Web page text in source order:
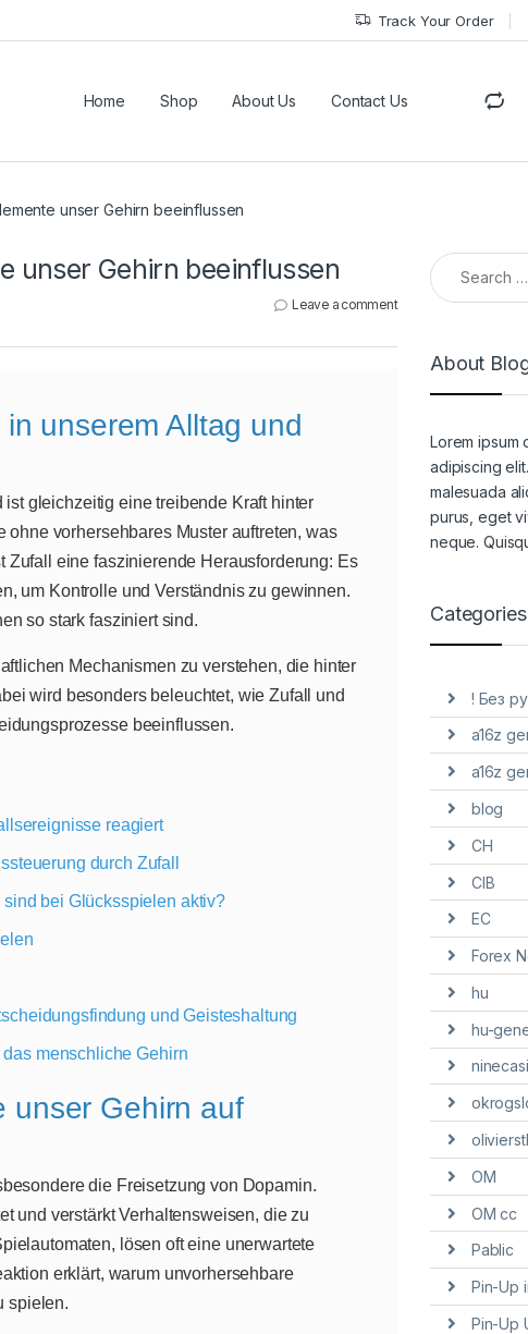
Track Your Order
Home Shop About Us Contact Us
unser Gehirn beeinflussen
unser Gehirn beeinflussen
Leave a comment
unserem Alltag und
gleichzeitig eine treibende Kraft hinter
vorhersehbares Muster auftreten, was
eine faszinierende Herausforderung: Es
um Kontrolle und Verständnis zu gewinnen.
so stark fasziniert sind.
Mechanismen zu verstehen, die hinter
wird besonders beleuchtet, wie Zufall und
beeinflussen.
reagiert
durch Zufall
bei Glücksspielen aktiv?
und Geisteshaltung
menschliche Gehirn
unser Gehirn auf
die Freisetzung von Dopamin.
und verstärkt Verhaltensweisen, die zu
lösen oft eine unerwartete
erklärt, warum unvorhersehbare
spielen.
Search for:
About
Lorem ipsum
adipiscing
malesuada
purus, eget
neque.
Categories
! Без
a16z
a16z
blog
CH
CIB
EC
Forex
hu
hu-
OM
OM cc
Pablic
Pin-Up
Pin-Up